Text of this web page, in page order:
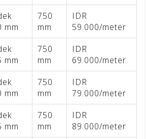
mm
750
mm
IDR
59.000/meter
mm
750
mm
IDR
69.000/meter
mm
750
mm
IDR
79.000/meter
mm
750
mm
IDR
89.000/meter